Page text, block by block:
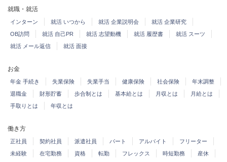
就職・就活
インターン 就活 いつから 就活 企業説明会
就活 企業研究
OB訪問
就活 自己PR 就活 志望動機 就活 履歴書
就活 スーツ
就活 メール返信
就活 面接
お金
年金 手続き 失業保険 失業手当 健康保険 社会保険
年末調整
退職金
財形貯蓄 歩合制とは 基本給とは 月収とは
月給とは
手取りとは
年収とは
働き方
正社員 契約社員 派遣社員 パート アルバイト
フリーター
未経験
在宅勤務 資格 転勤 フレックス 時短勤務
産休